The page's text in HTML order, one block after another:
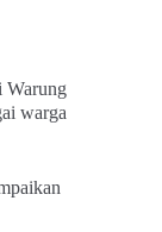
Warung
warga